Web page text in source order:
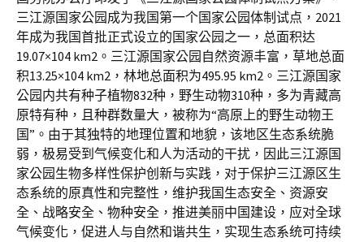
三江源国家公园成为我国第一个国家公园体制试点，2021
年成为我国首批正式设立的国家公园之一，总面积达
19.07×104 km2。三江源国家公园自然资源丰富，草地总面
积13.25×104 km2，林地总面积为495.95 km2。三江源国家
公园内共有种子植物832种，野生动物310种，多为青藏高
原特有种，且种群数量大，被称为“高原上的野生动物王
国”。由于其独特的地理位置和地貌，该地区生态系统脆
弱，极易受到气候变化和人为活动的干扰，因此三江源国
家公园生物多样性保护创新与实践，对于保护三江源区生
态系统的原真性和完整性，维护我国生态安全、资源安
全、战略安全、物种安全，推进美丽中国建设，应对全球
气候变化，促进人与自然和谐共生，实现生态系统可持续